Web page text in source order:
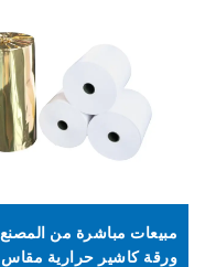
مبيعات مباشرة من المصنع
ورقة كاشير حرارية مقاس